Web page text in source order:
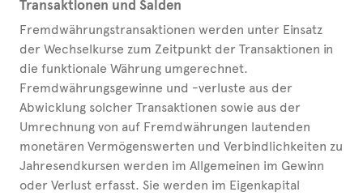
Transaktionen und Salden
Fremdwährungstransaktionen werden unter Einsatz
der Wechselkurse zum Zeitpunkt der Transaktionen in
die funktionale Währung umgerechnet.
Fremdwährungsgewinne und -verluste aus der
Abwicklung solcher Transaktionen sowie aus der
Umrechnung von auf Fremdwährungen lautenden
monetären Vermögenswerten und Verbindlichkeiten zu
Jahresendkursen werden im Allgemeinen im Gewinn
oder Verlust erfasst. Sie werden im Eigenkapital